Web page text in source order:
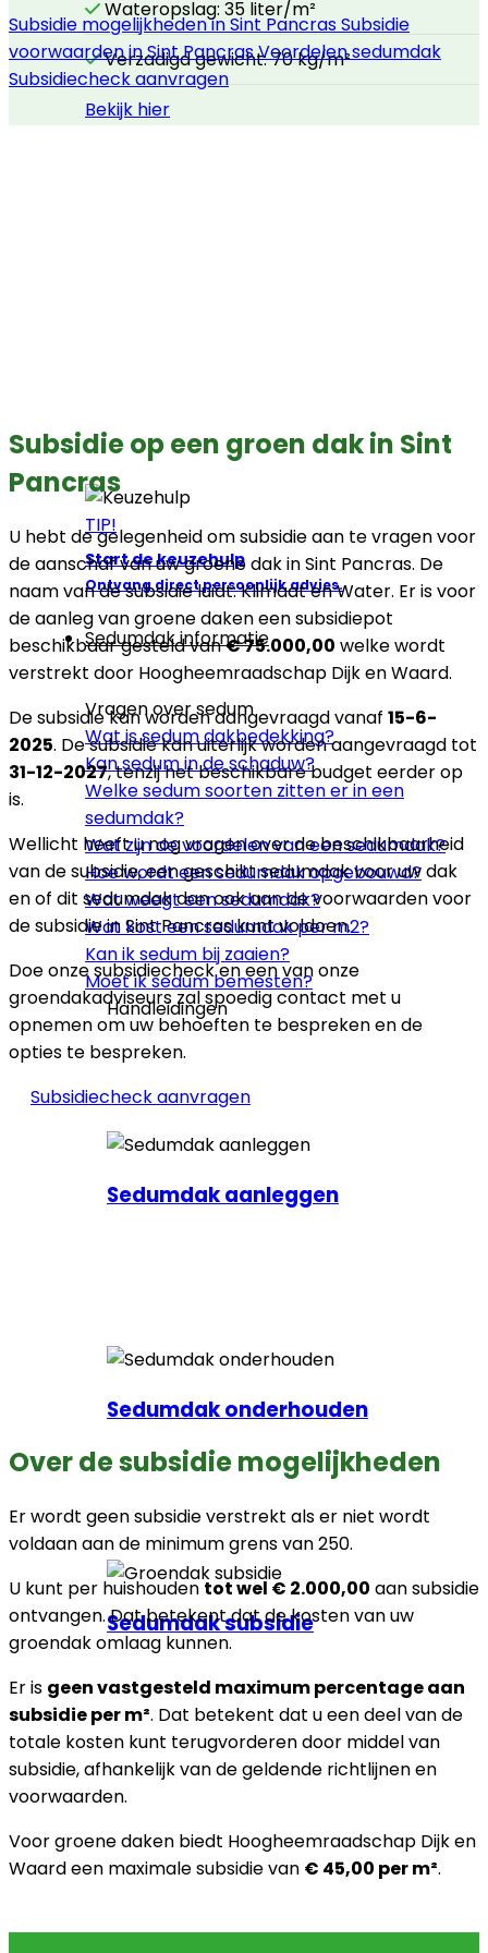
Wateropslag: 35 liter/m²
Verzadigd gewicht: 70 kg/m²
Bekijk hier
TIP!
Start de keuzehulp
Ontvang direct persoonlijk advies.
Sedumdak informatie
Vragen over sedum
Wat is sedum dakbedekking?
Kan sedum in de schaduw?
Welke sedum soorten zitten er in een
sedumdak?
Wat zijn de voordelen van een sedumdak?
Hoe wordt een sedumdak opgebouwd?
Wat weegt een sedumdak?
Wat kost een sedumdak per m2?
Kan ik sedum bij zaaien?
Moet ik sedum bemesten?
Handleidingen
Sedumdak aanleggen
Sedumdak onderhouden
Sedumdak subsidie
Subsidie mogelijkheden in Sint PancrasSubsidie
voorwaarden in Sint PancrasVoordelen sedumdak
Subsidiecheck aanvragen
Subsidie op een groen dak in Sint
Pancras
U hebt de gelegenheid om subsidie aan te vragen voor
de aanschaf van uw groene dak in Sint Pancras. De
naam van de subsidie luidt: Klimaat en Water. Er is voor
de aanleg van groene daken een subsidiepot
beschikbaar gesteld van€ 75.000,00 welke wordt
verstrekt door Hoogheemraadschap Dijk en Waard.
De subsidie kan worden aangevraagd vanaf 15-6-
2025. De subsidie kan uiterlijk worden aangevraagd tot
31-12-2027, tenzij het beschikbare budget eerder op
is.
Wellicht heeft u nog vragen over de beschikbaarheid
van de subsidie, een geschikt sedumdak voor uw dak
en of dit sedumdak dan ook aan de voorwaarden voor
de subsidie in Sint Pancras kunt voldoen.
Doe onze subsidiecheck en een van onze
groendakadviseurs zal spoedig contact met u
opnemen om uw behoeften te bespreken en de
opties te bespreken.
Subsidiecheck aanvragen
Over de subsidie mogelijkheden
Er wordt geen subsidie verstrekt als er niet wordt
voldaan aan de minimum grens van 250.
U kunt per huishouden tot wel € 2.000,00 aan subsidie
ontvangen. Dat betekent dat de kosten van uw
groendak omlaag kunnen.
Er is geen vastgesteld maximum percentage aan
subsidie per m². Dat betekent dat u een deel van de
totale kosten kunt terugvorderen door middel van
subsidie, afhankelijk van de geldende richtlijnen en
voorwaarden.
Voor groene daken biedt Hoogheemraadschap Dijk en
Waard een maximale subsidie van € 45,00 per m².